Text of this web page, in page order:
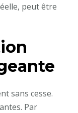
peut être
sans cesse.
Par